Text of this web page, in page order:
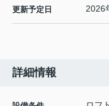
更新予定日 2026
詳細情報